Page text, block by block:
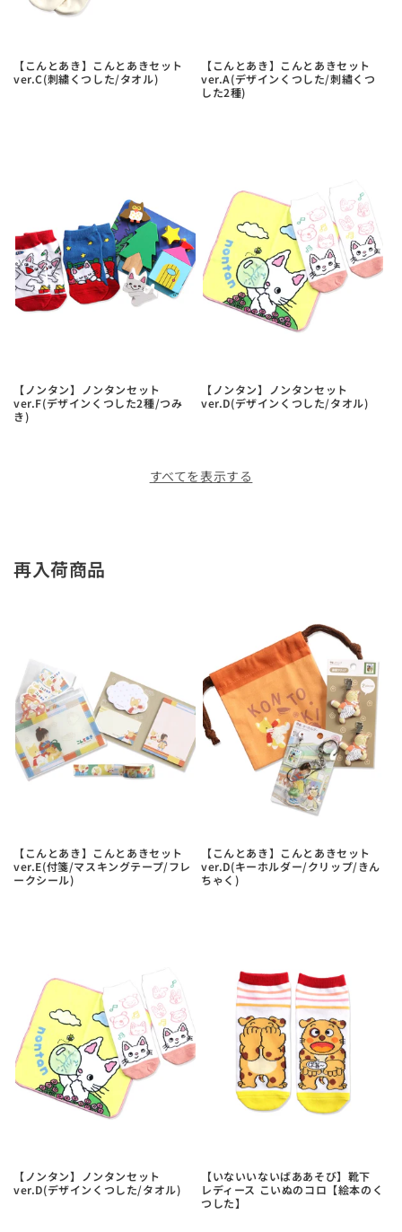
【こんとあき】こんとあきセット
ver.C(刺繍くつした/タオル)
【こんとあき】こんとあきセット
ver.A(デザインくつした/刺繡くつ
した2種)
【ノンタン】ノンタンセット
ver.F(デザインくつした2種/つみ
き)
【ノンタン】ノンタンセット
ver.D(デザインくつした/タオル)
すべてを表示する
再入荷商品
【こんとあき】こんとあきセット
ver.E(付箋/マスキングテープ/フレ
ークシール)
【こんとあき】こんとあきセット
ver.D(キーホルダー/クリップ/きん
ちゃく)
【ノンタン】ノンタンセット
ver.D(デザインくつした/タオル)
【いないいないばああそび】靴下
レディース こいぬのコロ【絵本のく
つした】